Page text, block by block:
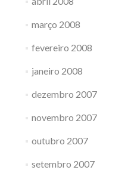
março 2008
fevereiro 2008
janeiro 2008
dezembro 2007
novembro 2007
outubro 2007
setembro 2007